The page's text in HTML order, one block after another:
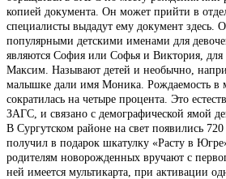
копией документа. Он может прийти в
специалисты выдадут ему документ здесь.
популярными детскими именами для
являются София или Софья и Виктория,
Максим. Называют детей и необычно,
малышке дали имя Моника. Рождаемость в
сократилась на четыре процента. Это
ЗАГС, и связано с демографической ямой
В Сургутском районе на свет появились
получил в подарок шкатулку «Расту в
родителям новорожденных вручают с
ней имеется мультикарта, при активации